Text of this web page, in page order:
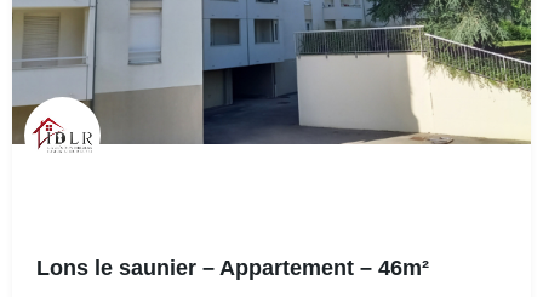
Lons le saunier – Appartement – 46m²